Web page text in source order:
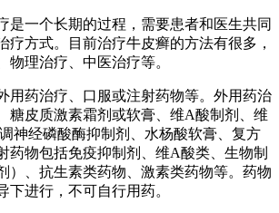
是一个长期的过程，需要患者和医生共同
疗方式。目前治疗牛皮癣的方法有很多，
物理治疗、中医治疗等。
用药治疗、口服或注射药物等。外用药治
糖皮质激素霜剂或软膏、维A酸制剂、维
神经磷酸酶抑制剂、水杨酸软膏、复方
药物包括免疫抑制剂、维A酸类、生物制
）、抗生素类药物、激素类药物等。药物
下进行，不可自行用药。